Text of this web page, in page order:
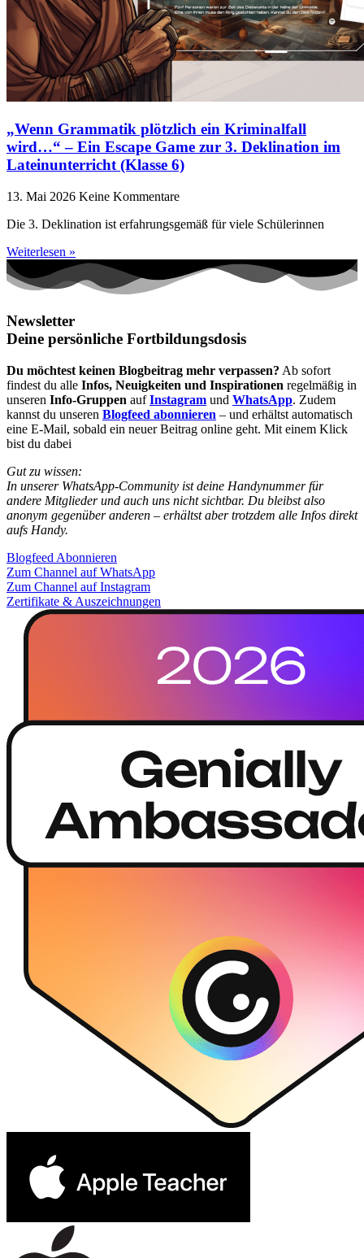
„Wenn Grammatik plötzlich ein Kriminalfall
wird…“ – Ein Escape Game zur 3. Deklination im
Lateinunterricht (Klasse 6)
13. Mai 2026 Keine Kommentare
Die 3. Deklination ist erfahrungsgemäß für viele Schülerinnen
Weiterlesen »
Newsletter
Deine persönliche Fortbildungsdosis
Du möchtest keinen Blogbeitrag mehr verpassen? Ab sofort
findest du alle Infos, Neuigkeiten und Inspirationen regelmäßig in
unseren Info-Gruppen aufInstagram und WhatsApp. Zudem
kannst du unseren Blogfeed abonnieren – und erhältst automatisch
eine E-Mail, sobald ein neuer Beitrag online geht. Mit einem Klick
bist du dabei
Gut zu wissen:
In unserer WhatsApp-Community ist deine Handynummer für
andere Mitglieder und auch uns nicht sichtbar. Du bleibst also
anonym gegenüber anderen – erhältst aber trotzdem alle Infos direkt
aufs Handy.
Blogfeed Abonnieren
Zum Channel auf WhatsApp
Zum Channel auf Instagram
Zertifikate & Auszeichnungen